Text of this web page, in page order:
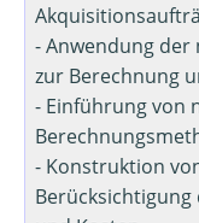
- Anwendung
zur Berechnung
- Einführung von
- Konstruktion